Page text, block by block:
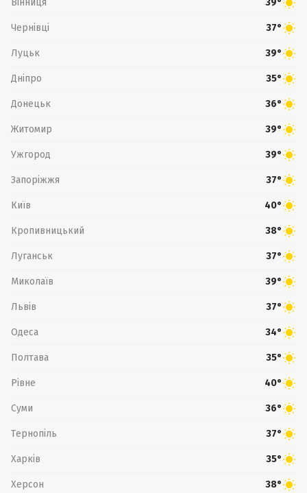
39°
Чернівці 37°
Луцьк 39°
Дніпро 35°
Донецьк 36°
Житомир 39°
Ужгород 39°
Запоріжжя 37°
Київ 40°
Кропивницький 38°
Луганськ 37°
Миколаїв 39°
Львів 37°
Одеса 34°
Полтава 35°
Рівне 40°
Суми 36°
Тернопіль 37°
Харків 35°
Херсон 38°